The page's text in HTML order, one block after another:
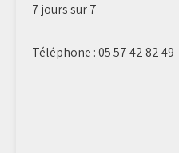
7 jours sur 7
Téléphone :05 57 42 82 49